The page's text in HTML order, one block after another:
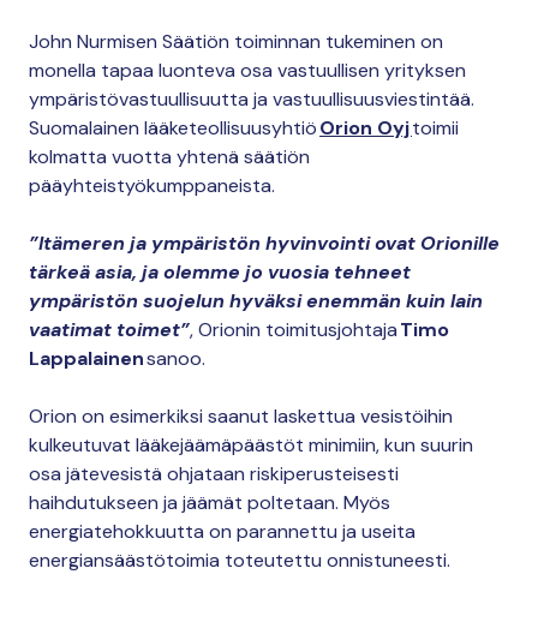
John Nurmisen Säätiön toiminnan tukeminen on
monella tapaa luonteva osa vastuullisen yrityksen
ympäristövastuullisuutta ja vastuullisuusviestintää.
Suomalainen lääketeollisuusyhtiöOrion Oyjtoimii
kolmatta vuotta yhtenä säätiön
pääyhteistyökumppaneista.
”Itämeren ja ympäristön hyvinvointi ovat Orionille
tärkeä asia, ja olemme jo vuosia tehneet
ympäristön suojelun hyväksi enemmän kuin lain
vaatimat toimet”, Orionin toimitusjohtajaTimo
Lappalainensanoo.
Orion on esimerkiksi saanut laskettua vesistöihin
kulkeutuvat lääkejäämäpäästöt minimiin, kun suurin
osa jätevesistä ohjataan riskiperusteisesti
haihdutukseen ja jäämät poltetaan. Myös
energiatehokkuutta on parannettu ja useita
energiansäästötoimia toteutettu onnistuneesti.